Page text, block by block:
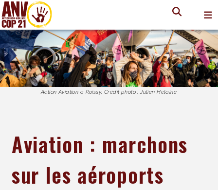
Action Aviation à Roissy, Crédit photo : Julien Helaine
Aviation : marchons
sur les aéroports